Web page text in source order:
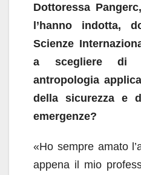
Dottoressa
l’hanno indotta,
Scienze
a scegliere di
antropologia
della sicurezza e
emergenze?
«Ho sempre amato
appena il mio